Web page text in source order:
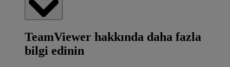
TeamViewer hakkında daha fazla
bilgi edinin